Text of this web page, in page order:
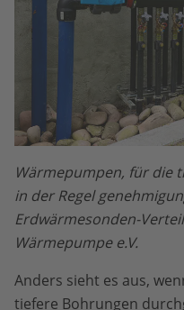
Wärmepumpen, für die
in der Regel
Erdwärmesonden-
Wärmepumpe e.V.
Anders sieht es aus,
tiefere Bohrungen